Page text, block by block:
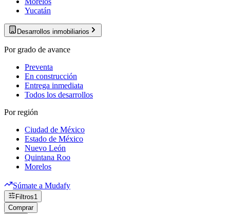
Yucatán
Desarrollos inmobiliarios
Por grado de avance
Preventa
En construcción
Entrega inmediata
Todos los desarrollos
Por región
Ciudad de México
Estado de México
Nuevo León
Quintana Roo
Morelos
Súmate a Mudafy
Filtros1
Comprar